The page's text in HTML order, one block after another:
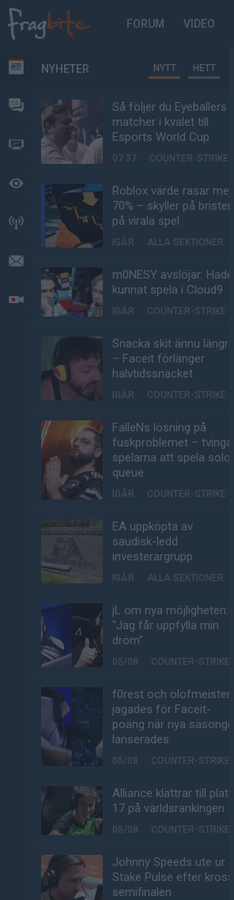
FORUM VIDEO
NYHETER
FORUM
VIDEO
BEVAKAT
HÄNDELSER
LIVESÄNDNINGAR
NYHETER NYTT HETT
Så följer du Eyeballers
matcher i kvalet till
Esports World Cup
07:37 COUNTER-STRIKE
Roblox värde rasar med
70% – skyller på bristen
på virala spel
IGÅR ALLA SEKTIONER
m0NESY avslöjar: Hade
kunnat spela i Cloud9
IGÅR COUNTER-STRIKE
Snacka skit ännu längre
– Faceit förlänger
halvtidssnacket
IGÅR COUNTER-STRIKE
FalleNs lösning på
fuskproblemet – tvinga
spelarna att spela solo-
queue
IGÅR COUNTER-STRIKE
EA uppköpta av
saudisk-ledd
investerargrupp
IGÅR ALLA SEKTIONER
jL om nya möjligheten:
"Jag får uppfylla min
dröm"
05/08 COUNTER-STRIKE
f0rest och olofmeister
jagades för Faceit-
poäng när nya säsongen
lanserades
05/08 COUNTER-STRIKE
Alliance klättrar till plats
17 på världsrankingen
05/08 COUNTER-STRIKE
Johnny Speeds ute ur
Stake Pulse efter kross i
semifinalen